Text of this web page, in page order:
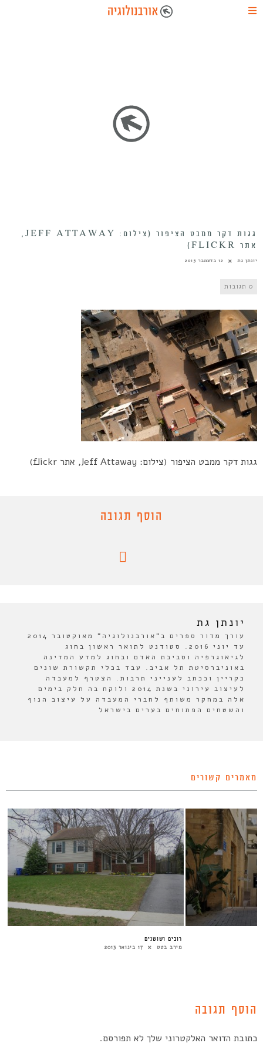
גגות דקר ממבט הציפור (צילום: JEFF ATTAWAY,
אתר FLICKR)
יונתן גת 12 בדצמבר 2015
0 תגובות
גגות דקר ממבט הציפור (צילום: Jeff Attaway, אתר flickr)
הוסף תגובה
יונתן גת
עורך מדור ספרים ב"אורבנולוגיה" מאוקטובר 2014
עד יוני 2016. סטודנט לתואר ראשון בחוג
לגיאוגרפיה וסביבת האדם ובחוג למדע המדינה
באוניברסיטת תל אביב. עבד בכלי תקשורת שונים
כקריין וככתב לענייני תרבות. הצטרף למעבדה
לעיצוב עירוני בשנת 2014 ולוקח בה חלק בימים
אלה במחקר משותף לחברי המעבדה על עיצוב הנוף
והשטחים הפתוחים בערים בישראל
מאמרים קשורים
רובים ושושנים
מירב בטט 17 בינואר 2013
הוסף תגובה
כתובת הדואר האלקטרוני שלך לא תפורסם.